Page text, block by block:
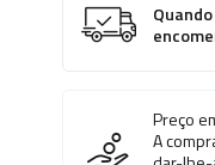
Preço
A